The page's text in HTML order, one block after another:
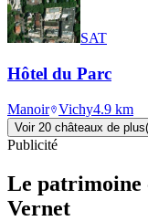
SAT
Hôtel du Parc
Manoir Vichy4.9 km
Voir 20 châteaux de plus(
Publicité
Le patrimoine
Vernet